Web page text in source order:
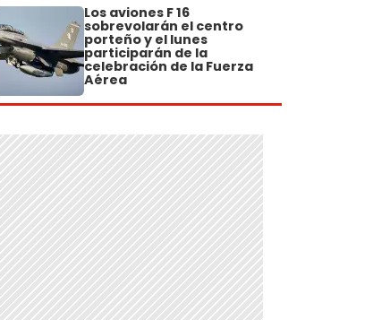
Los aviones F 16
sobrevolarán el centro
porteño y el lunes
participarán de la
celebración de la Fuerza
Aérea